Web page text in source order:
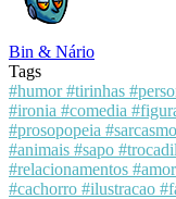
Bin & Nário
Tags
#humor#tirinhas
#ironia #comedia
#prosopopeia #sarcasmo
#animais #sapo
#relacionamentos #amor
#cachorro #ilustracao